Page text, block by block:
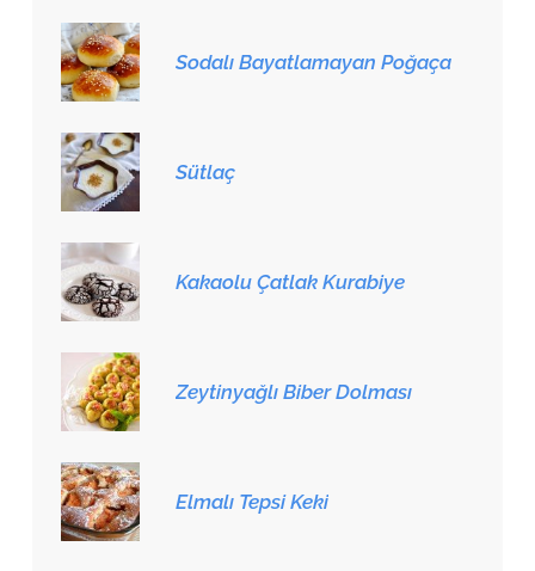
Sodalı Bayatlamayan Poğaça
Sütlaç
Kakaolu Çatlak Kurabiye
Zeytinyağlı Biber Dolması
Elmalı Tepsi Keki